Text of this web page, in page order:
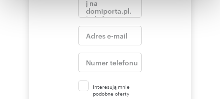
otrzymanymi od Ciebie lub uzyskanymi podczas
korzystania z ich usług.
Interesują mnie
podobne oferty